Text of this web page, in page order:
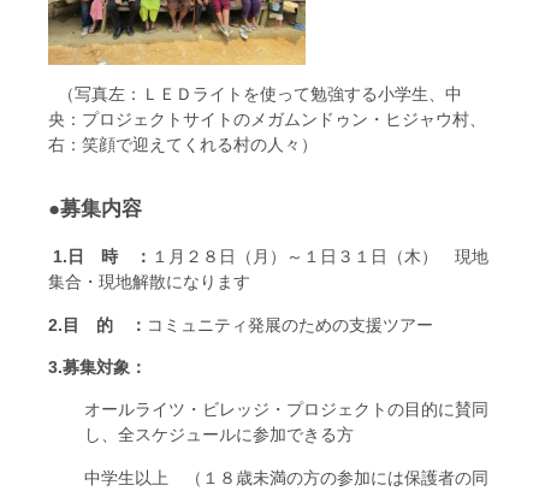
（写真左：ＬＥＤライトを使って勉強する小学生、中
央：プロジェクトサイトのメガムンドゥン・ヒジャウ村、
右：笑顔で迎えてくれる村の人々）
●募集内容
1.日 時 ： １月２８日（月）～１日３１日（木） 現地
集合・現地解散になります
2.目 的 ： コミュニティ発展のための支援ツアー
3.募集対象：
オールライツ・ビレッジ・プロジェクトの目的に賛同
し、全スケジュールに参加できる方
中学生以上 （１８歳未満の方の参加には保護者の同